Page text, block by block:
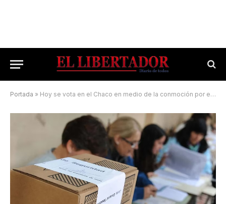
Portada » Hoy se vota en el Chaco en medio de la conmoción por el caso Cecilia Strzyzowski